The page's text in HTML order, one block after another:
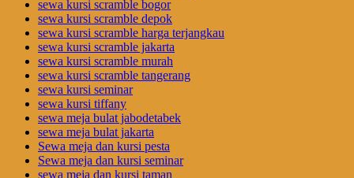
sewa kursi scramble bogor
sewa kursi scramble depok
sewa kursi scramble harga terjangkau
sewa kursi scramble jakarta
sewa kursi scramble murah
sewa kursi scramble tangerang
sewa kursi seminar
sewa kursi tiffany
sewa meja bulat jabodetabek
sewa meja bulat jakarta
Sewa meja dan kursi pesta
Sewa meja dan kursi seminar
sewa meja dan kursi taman